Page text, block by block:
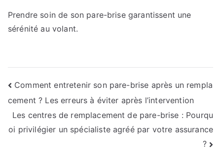
Prendre soin de son pare-brise garantissent une
sérénité au volant.
Navigation
de
l’article
Comment entretenir son pare-brise après un rempla
cement ? Les erreurs à éviter après l’intervention
Les centres de remplacement de pare-brise : Pourqu
oi privilégier un spécialiste agréé par votre assurance
?